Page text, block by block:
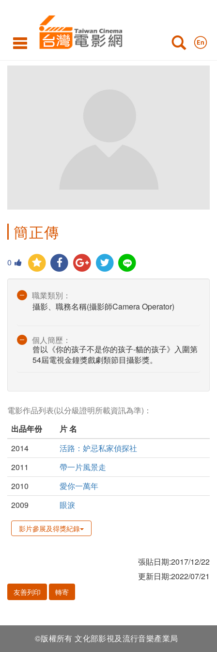
簡正傳
0
職業類別：
攝影、職務名稱(攝影師Camera Operator)
個人簡歷：
曾以《你的孩子不是你的孩子-貓的孩子》入圍第
54屆電視金鐘獎戲劇類節目攝影獎。
電影作品列表(以分級證明所載資訊為準)：
出品年份
片 名
2014
活路：妒忌私家偵探社
2011
帶一片風景走
2010
愛你一萬年
2009
眼淚
影片參展及得獎紀錄
張貼日期:2017/12/22
更新日期:2022/07/21
友善列印 轉寄
©版權所有 文化部影視及流行音樂產業局